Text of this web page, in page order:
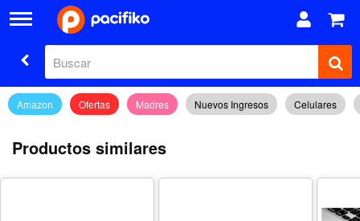
Amazon Ofertas Madres Nuevos Ingresos Celulares
Productos similares